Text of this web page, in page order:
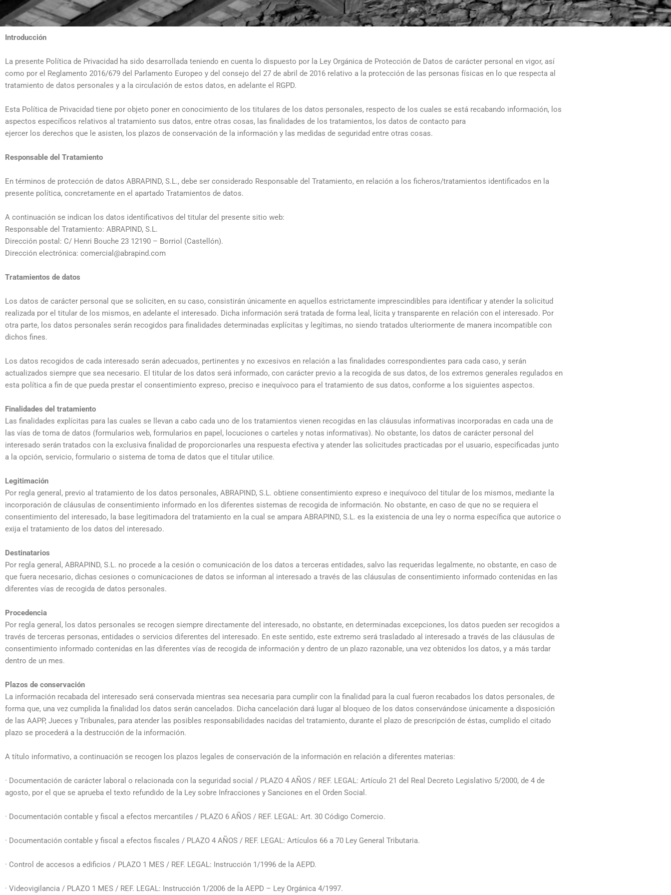
Introducción
La presente Política de Privacidad ha sido desarrollada teniendo en cuenta lo dispuesto por la Ley Orgánica de Protección de Datos de carácter personal en vigor, así
como por el Reglamento 2016/679 del Parlamento Europeo y del consejo del 27 de abril de 2016 relativo a la protección de las personas físicas en lo que respecta al
tratamiento de datos personales y a la circulación de estos datos, en adelante el RGPD.
Esta Política de Privacidad tiene por objeto poner en conocimiento de los titulares de los datos personales, respecto de los cuales se está recabando información, los
aspectos específicos relativos al tratamiento sus datos, entre otras cosas, las finalidades de los tratamientos, los datos de contacto para
ejercer los derechos que le asisten, los plazos de conservación de la información y las medidas de seguridad entre otras cosas.
Responsable del Tratamiento
En términos de protección de datos ABRAPIND, S.L., debe ser considerado Responsable del Tratamiento, en relación a los ficheros/tratamientos identificados en la
presente política, concretamente en el apartado Tratamientos de datos.
A continuación se indican los datos identificativos del titular del presente sitio web:
Responsable del Tratamiento: ABRAPIND, S.L.
Dirección postal: C/ Henri Bouche 23 12190 – Borriol (Castellón).
Dirección electrónica: comercial@abrapind.com
Tratamientos de datos
Los datos de carácter personal que se soliciten, en su caso, consistirán únicamente en aquellos estrictamente imprescindibles para identificar y atender la solicitud
realizada por el titular de los mismos, en adelante el interesado. Dicha información será tratada de forma leal, lícita y transparente en relación con el interesado. Por
otra parte, los datos personales serán recogidos para finalidades determinadas explícitas y legítimas, no siendo tratados ulteriormente de manera incompatible con
dichos fines.
Los datos recogidos de cada interesado serán adecuados, pertinentes y no excesivos en relación a las finalidades correspondientes para cada caso, y serán
actualizados siempre que sea necesario. El titular de los datos será informado, con carácter previo a la recogida de sus datos, de los extremos generales regulados en
esta política a fin de que pueda prestar el consentimiento expreso, preciso e inequívoco para el tratamiento de sus datos, conforme a los siguientes aspectos.
Finalidades del tratamiento
Las finalidades explícitas para las cuales se llevan a cabo cada uno de los tratamientos vienen recogidas en las cláusulas informativas incorporadas en cada una de
las vías de toma de datos (formularios web, formularios en papel, locuciones o carteles y notas informativas). No obstante, los datos de carácter personal del
interesado serán tratados con la exclusiva finalidad de proporcionarles una respuesta efectiva y atender las solicitudes practicadas por el usuario, especificadas junto
a la opción, servicio, formulario o sistema de toma de datos que el titular utilice.
Legitimación
Por regla general, previo al tratamiento de los datos personales, ABRAPIND, S.L. obtiene consentimiento expreso e inequívoco del titular de los mismos, mediante la
incorporación de cláusulas de consentimiento informado en los diferentes sistemas de recogida de información. No obstante, en caso de que no se requiera el
consentimiento del interesado, la base legitimadora del tratamiento en la cual se ampara ABRAPIND, S.L. es la existencia de una ley o norma específica que autorice o
exija el tratamiento de los datos del interesado.
Destinatarios
Por regla general, ABRAPIND, S.L. no procede a la cesión o comunicación de los datos a terceras entidades, salvo las requeridas legalmente, no obstante, en caso de
que fuera necesario, dichas cesiones o comunicaciones de datos se informan al interesado a través de las cláusulas de consentimiento informado contenidas en las
diferentes vías de recogida de datos personales.
Procedencia
Por regla general, los datos personales se recogen siempre directamente del interesado, no obstante, en determinadas excepciones, los datos pueden ser recogidos a
través de terceras personas, entidades o servicios diferentes del interesado. En este sentido, este extremo será trasladado al interesado a través de las cláusulas de
consentimiento informado contenidas en las diferentes vías de recogida de información y dentro de un plazo razonable, una vez obtenidos los datos, y a más tardar
dentro de un mes.
Plazos de conservación
La información recabada del interesado será conservada mientras sea necesaria para cumplir con la finalidad para la cual fueron recabados los datos personales, de
forma que, una vez cumplida la finalidad los datos serán cancelados. Dicha cancelación dará lugar al bloqueo de los datos conservándose únicamente a disposición
de las AAPP, Jueces y Tribunales, para atender las posibles responsabilidades nacidas del tratamiento, durante el plazo de prescripción de éstas, cumplido el citado
plazo se procederá a la destrucción de la información.
A título informativo, a continuación se recogen los plazos legales de conservación de la información en relación a diferentes materias:
· Documentación de carácter laboral o relacionada con la seguridad social / PLAZO 4 AÑOS / REF. LEGAL: Artículo 21 del Real Decreto Legislativo 5/2000, de 4 de
agosto, por el que se aprueba el texto refundido de la Ley sobre Infracciones y Sanciones en el Orden Social.
· Documentación contable y fiscal a efectos mercantiles / PLAZO 6 AÑOS / REF. LEGAL: Art. 30 Código Comercio.
· Documentación contable y fiscal a efectos fiscales / PLAZO 4 AÑOS / REF. LEGAL: Artículos 66 a 70 Ley General Tributaria.
· Control de accesos a edificios / PLAZO 1 MES / REF. LEGAL: Instrucción 1/1996 de la AEPD.
· Videovigilancia / PLAZO 1 MES / REF. LEGAL: Instrucción 1/2006 de la AEPD – Ley Orgánica 4/1997.